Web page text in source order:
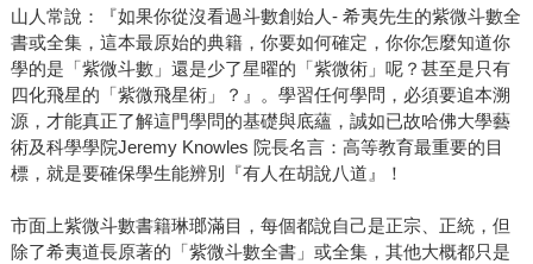
山人常說：『如果你從沒看過斗數創始人- 希夷先生的紫微斗數全
書或全集，這本最原始的典籍，你要如何確定，你你怎麼知道你
學的是「紫微斗數」還是少了星曜的「紫微術」呢？甚至是只有
四化飛星的「紫微飛星術」？』。學習任何學問，必須要追本溯
源，才能真正了解這門學問的基礎與底蘊，誠如已故哈佛大學藝
術及科學學院Jeremy Knowles 院長名言：高等教育最重要的目
標，就是要確保學生能辨別『有人在胡說八道』！
市面上紫微斗數書籍琳瑯滿目，每個都說自己是正宗、正統，但
除了希夷道長原著的「紫微斗數全書」或全集，其他大概都只是